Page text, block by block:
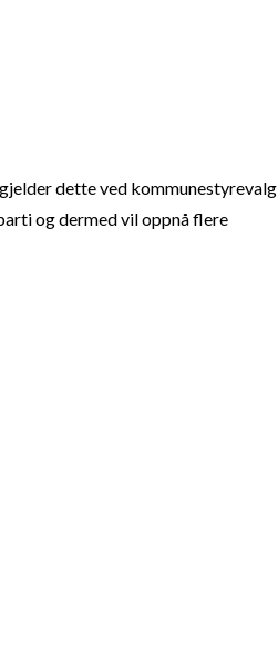
dette ved kommunestyrevalg,
og dermed vil oppnå flere